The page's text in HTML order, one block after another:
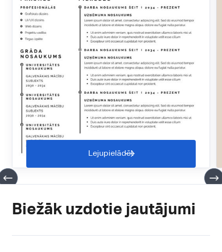
Lejupielādēt
Biežāk uzdotie jautājumi